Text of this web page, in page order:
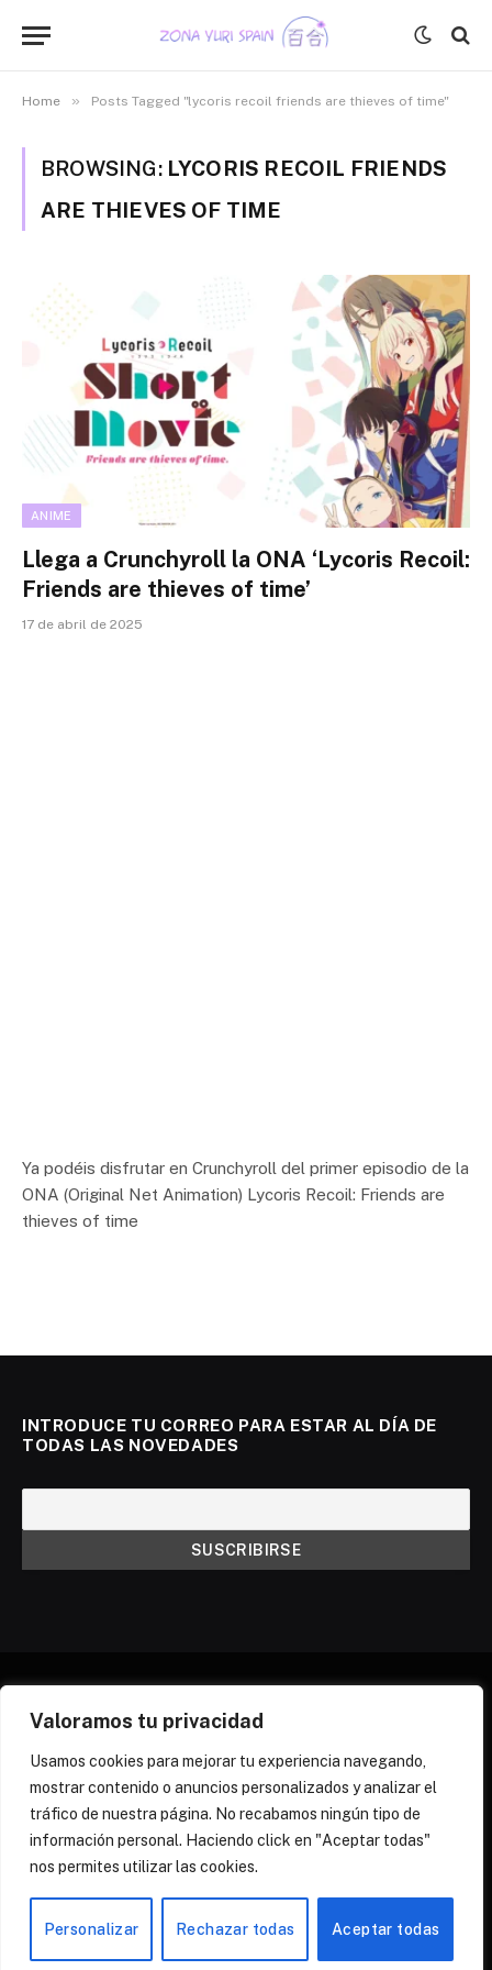
Valoramos tu privacidad
Usamos cookies para mejorar tu experiencia navegando,
mostrar contenido o anuncios personalizados y analizar el
tráfico de nuestra página. No recabamos ningún tipo de
información personal. Haciendo click en "Aceptar todas"
nos permites utilizar las cookies.
Personalizar Rechazar todas Aceptar todas
Home » Posts Tagged "lycoris recoil friends are thieves of time"
BROWSING: LYCORIS RECOIL FRIENDS
ARE THIEVES OF TIME
ANIME
Llega a Crunchyroll la ONA ‘Lycoris Recoil:
Friends are thieves of time’
17 de abril de 2025
Ya podéis disfrutar en Crunchyroll del primer episodio de la
ONA (Original Net Animation) Lycoris Recoil: Friends are
thieves of time
INTRODUCE TU CORREO PARA ESTAR AL DÍA DE
TODAS LAS NOVEDADES
(Twitter)
¿QUIÉNES SOMOS? NEWSLETTER
POLÍTICA DE COOKIES POLÍTICA DE PRIVACIDAD
PREGUNTAS FRECUENTES